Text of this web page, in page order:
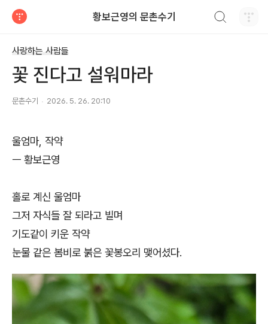
황보근영의 문촌수기
사랑하는 사람들
꽃 진다고 설워마라
문촌수기 2026. 5. 26. 20:10
울엄마, 작약
ㅡ 황보근영
홀로 계신 울엄마
그저 자식들 잘 되라고 빌며
기도같이 키운 작약
눈물 같은 봄비로 붉은 꽃봉오리 맺어셨다.